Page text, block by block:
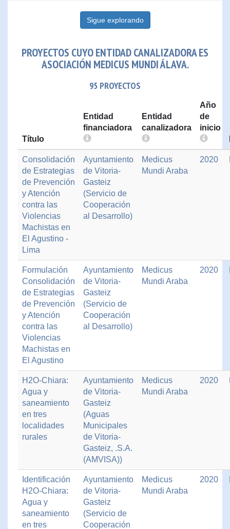
Sigue explorando
PROYECTOS CUYO ENTIDAD CANALIZADORA ES
ASOCIACIÓN MEDICUS MUNDI ÁLAVA.
95 PROYECTOS
Título
Entidad
financiadora
Entidad
canalizadora
Año
de
inicio
Consolidación
de Estrategias
de Prevención
y Atención
contra las
Violencias
Machistas en
El Agustino -
Lima
Ayuntamiento
de Vitoria-
Gasteiz
(Servicio de
Cooperación
al Desarrollo)
Medicus
Mundi Araba
2020
Formulación
Consolidación
de Estrategias
de Prevención
y Atención
contra las
Violencias
Machistas en
El Agustino
Ayuntamiento
de Vitoria-
Gasteiz
(Servicio de
Cooperación
al Desarrollo)
Medicus
Mundi Araba
2020
H2O-Chiara:
Agua y
saneamiento
en tres
localidades
rurales
Ayuntamiento
de Vitoria-
Gasteiz
(Aguas
Municipales
de Vitoria-
Gasteiz, .S.A.
(AMVISA))
Medicus
Mundi Araba
2020
Identificación
H2O-Chiara:
Agua y
saneamiento
en tres
Ayuntamiento
de Vitoria-
Gasteiz
(Servicio de
Cooperación
Medicus
Mundi Araba
2020